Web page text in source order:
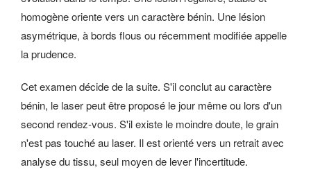
homogène oriente vers un caractère bénin. Une lésion
asymétrique, à bords flous ou récemment modifiée appelle
la prudence.
Cet examen décide de la suite. S'il conclut au caractère
bénin, le laser peut être proposé le jour même ou lors d'un
second rendez-vous. S'il existe le moindre doute, le grain
n'est pas touché au laser. Il est orienté vers un retrait avec
analyse du tissu, seul moyen de lever l'incertitude.